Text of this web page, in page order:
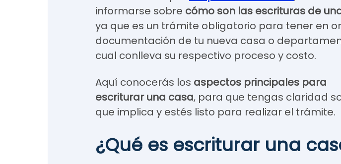
informarse sobre cómo son las escrituras de
ya que es un trámite obligatorio para tener en
documentación de tu nueva casa o
cual conlleva su respectivo proceso y costo.
Aquí conocerás los aspectos principales para
escriturar una casa, para que tengas claridad
que implica y estés listo para realizar el trámite.
¿Qué es escriturar una